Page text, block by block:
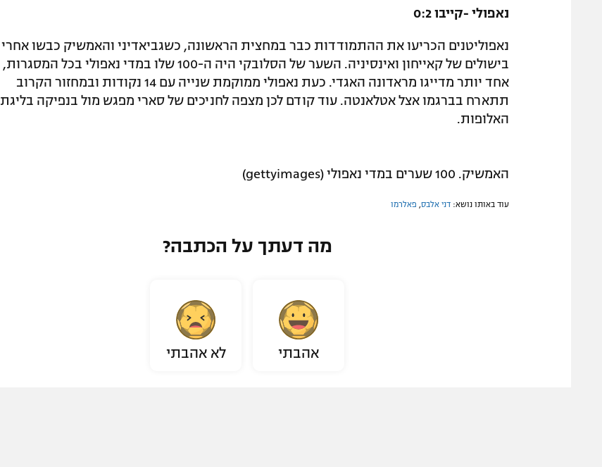
נאפולי -קייבו 0:2
נאפוליטנים הכריעו את ההתמודדות כבר במחצית הראשונה, כשגביאדיני והאמשיק כבשו אחרי
בישולים של קאייחון ואינסיניה. השער של הסלובקי היה ה-100 שלו במדי נאפולי בכל המסגרות,
אחד יותר מדייגו מראדונה האגדי. כעת נאפולי ממוקמת שנייה עם 14 נקודות ובמחזור הקרוב
תתארח בברגמו אצל אטלאנטה. עוד קודם לכן מצפה לחניכים של סארי מפגש מול בנפיקה בליגת
האלופות.
האמשיק. 100 שערים במדי נאפולי (gettyimages)
עוד באותו נושא: דני אלבס פאלרמו
מה דעתך על הכתבה?
אהבתי לא אהבתי